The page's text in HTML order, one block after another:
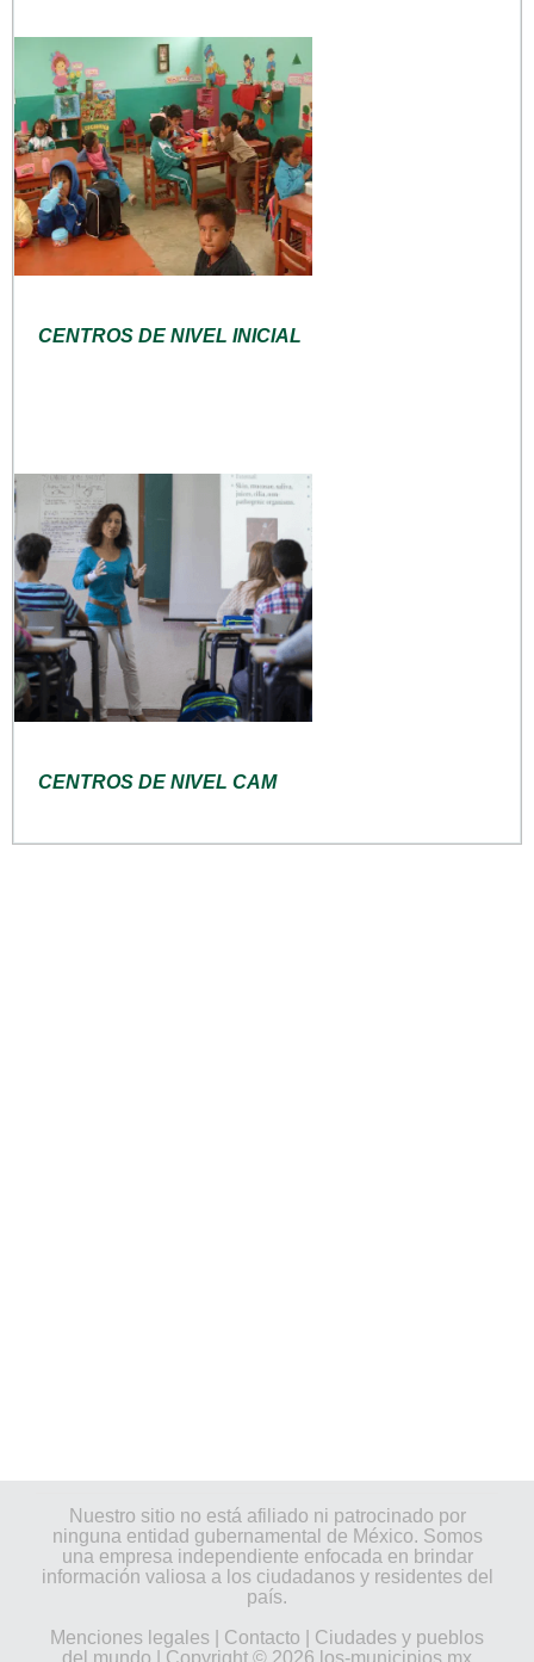
CENTROS DE NIVEL INICIAL
CENTROS DE NIVEL CAM
Nuestro sitio no está afiliado ni patrocinado por
ninguna entidad gubernamental de México. Somos
una empresa independiente enfocada en brindar
información valiosa a los ciudadanos y residentes del
país.
Menciones legales
Contacto
Ciudades y pueblos
del mundo | Copyright © 2026 los-municipios.mx